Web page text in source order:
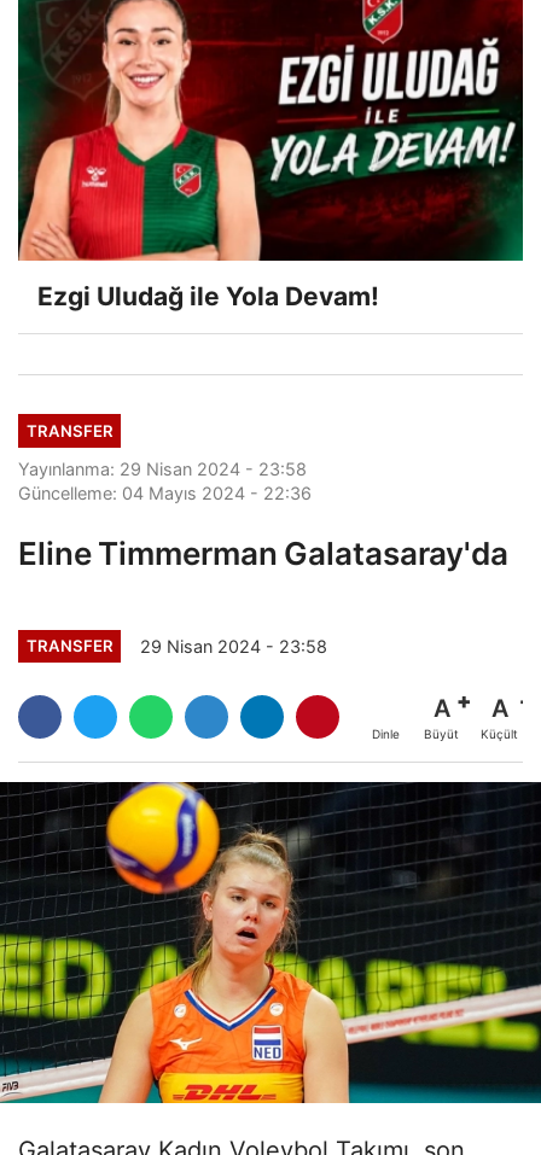
Ezgi Uludağ ile Yola Devam!
TRANSFER
Yayınlanma: 29 Nisan 2024 - 23:58
Güncelleme: 04 Mayıs 2024 - 22:36
Eline Timmerman Galatasaray'da
TRANSFER 29 Nisan 2024 - 23:58
Dinle
A
Büyüt
A
Küçült